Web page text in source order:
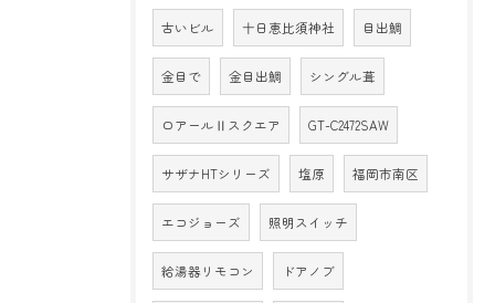
古いビル 十日恵比須神社 目出鯛
金目で 金目出鯛 シングル葺
ロアールⅡスクエア GT-C2472SAW
サザナHTシリーズ 塩原 福岡市南区
エコジョーズ 照明スイッチ
給湯器リモコン ドアノブ